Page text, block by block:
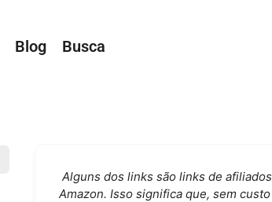
Blog Busca
Alguns dos links são links de afiliados
Amazon. Isso significa que, sem custo